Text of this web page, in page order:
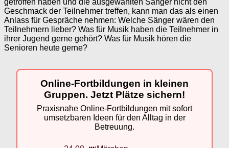
Geschmack der Teilnehmer treffen, kann man das als einen
Anlass für Gespräche nehmen: Welche Sänger wären den
Teilnehmern lieber? Was für Musik haben die Teilnehmer in
ihrer Jugend gerne gehört? Was für Musik hören die
Senioren heute gerne?
Online-Fortbildungen in kleinen
Gruppen. Jetzt Plätze sichern!
Praxisnahe Online-Fortbildungen mit sofort
umsetzbaren Ideen für den Alltag in der
Betreuung.